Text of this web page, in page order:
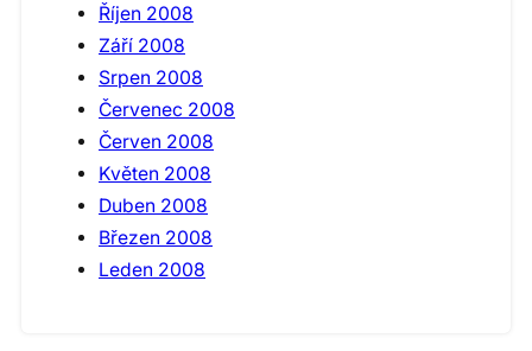
Říjen 2008
Září 2008
Srpen 2008
Červenec 2008
Červen 2008
Květen 2008
Duben 2008
Březen 2008
Leden 2008